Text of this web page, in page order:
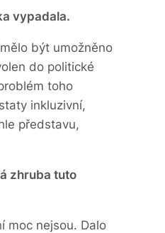
vypadala.
být umožněno
do politické
toho
inkluzivní,
představu,
zhruba tuto
moc nejsou. Dalo